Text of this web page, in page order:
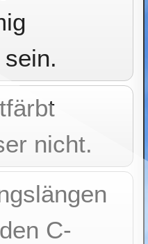
nicht.
C-